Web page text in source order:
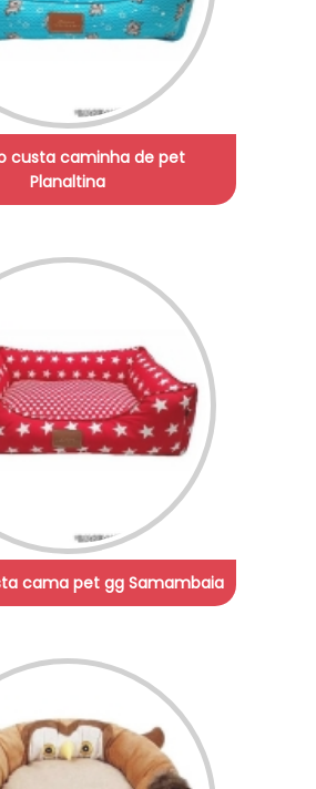
custa caminha de pet
Planaltina
cama pet gg Samambaia